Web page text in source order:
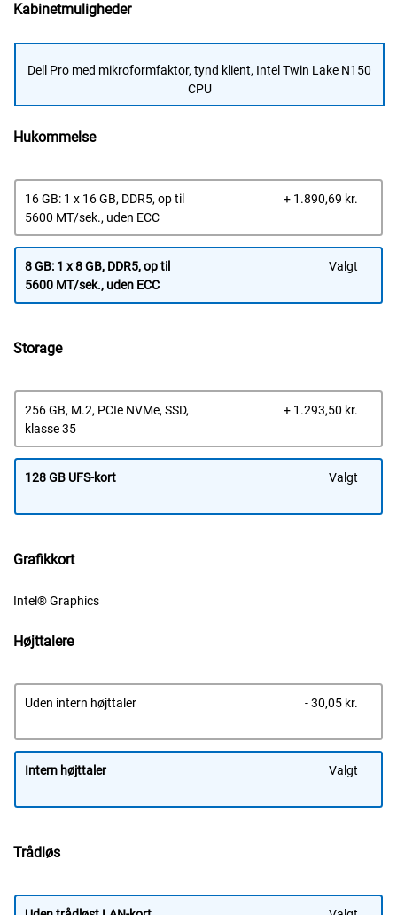
Kabinetmuligheder
Dell Pro med mikroformfaktor, tynd klient, Intel Twin Lake N150
CPU
Hukommelse
16 GB: 1 x 16 GB, DDR5, op til
5600 MT/sek., uden ECC
+ 1.890,69 kr.
8 GB: 1 x 8 GB, DDR5, op til
5600 MT/sek., uden ECC
Valgt
Storage
256 GB, M.2, PCIe NVMe, SSD,
klasse 35
+ 1.293,50 kr.
128 GB UFS-kort Valgt
Grafikkort
Intel® Graphics
Højttalere
Uden intern højttaler - 30,05 kr.
Intern højttaler Valgt
Trådløs